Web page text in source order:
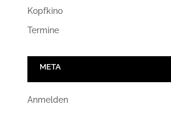
Kopfkino
Termine
META
Anmelden